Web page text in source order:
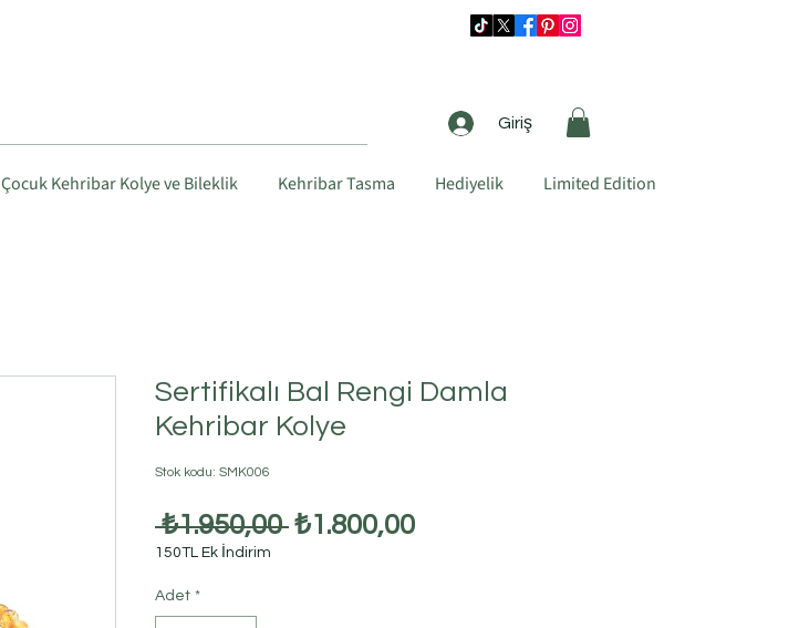
Giriş
Çocuk Kehribar Kolye ve Bileklik Kehribar Tasma Hediyelik Limited Edition
Sertifikalı Bal Rengi Damla
Kehribar Kolye
Stok kodu: SMK006
₺1.950,00 Normal
₺1.800,00İndirimli
150TL Ek İndirim
Adet *